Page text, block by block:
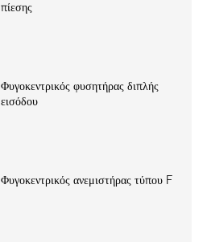
πίεσης
Φυγοκεντρικός φυσητήρας διπλής
εισόδου
Φυγοκεντρικός ανεμιστήρας τύπου F